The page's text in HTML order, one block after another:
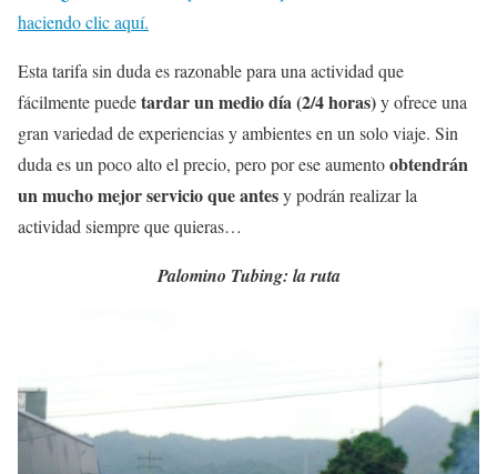
haciendo clic aquí.
Esta tarifa sin duda es razonable para una actividad que
fácilmente puedetardar un medio día (2/4 horas)y ofrece una
gran variedad de experiencias y ambientes en un solo viaje. Sin
duda es un poco alto el precio, pero por ese aumentoobtendrán
un mucho mejor servicio que antesy podrán realizar la
actividad siempre que quieras…
Palomino Tubing: la ruta